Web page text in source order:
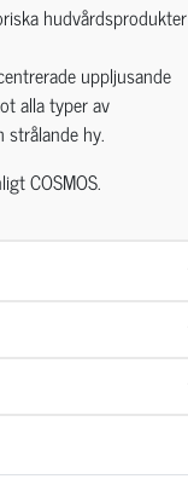
hudvårdsprodukter
uppljusande
alla typer av
hy.
COSMOS.